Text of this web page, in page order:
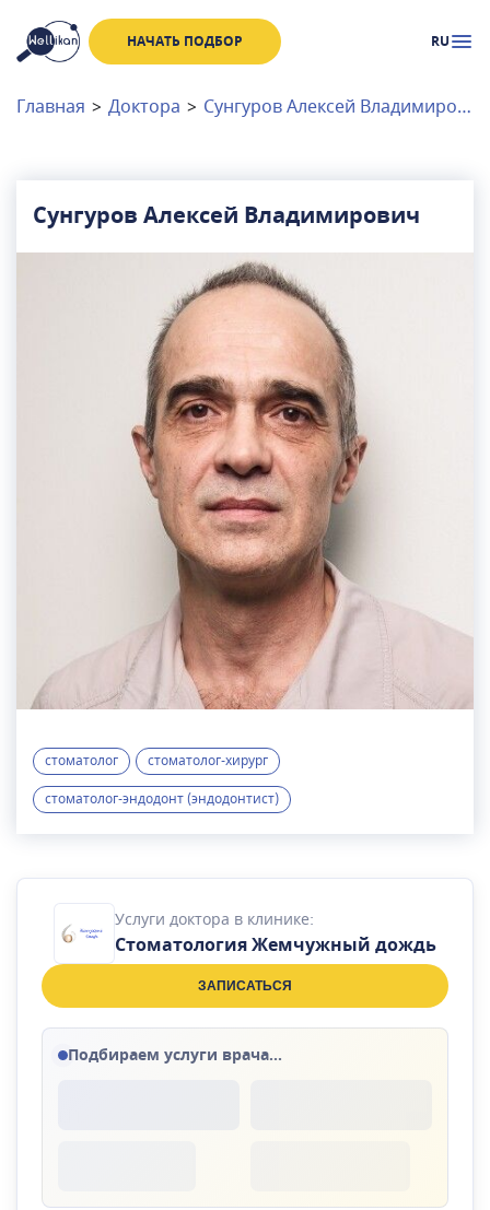
НАЧАТЬ ПОДБОР RU
Доктора
Клиники
Московская область
Главная > Доктора > Сунгуров Алексей Владимирович
Сунгуров Алексей Владимирович
стоматолог
стоматолог-хирург
стоматолог-эндодонт (эндодонтист)
Услуги доктора в клинике:
Стоматология Жемчужный дождь
ЗАПИСАТЬСЯ
Подбираем услуги врача...